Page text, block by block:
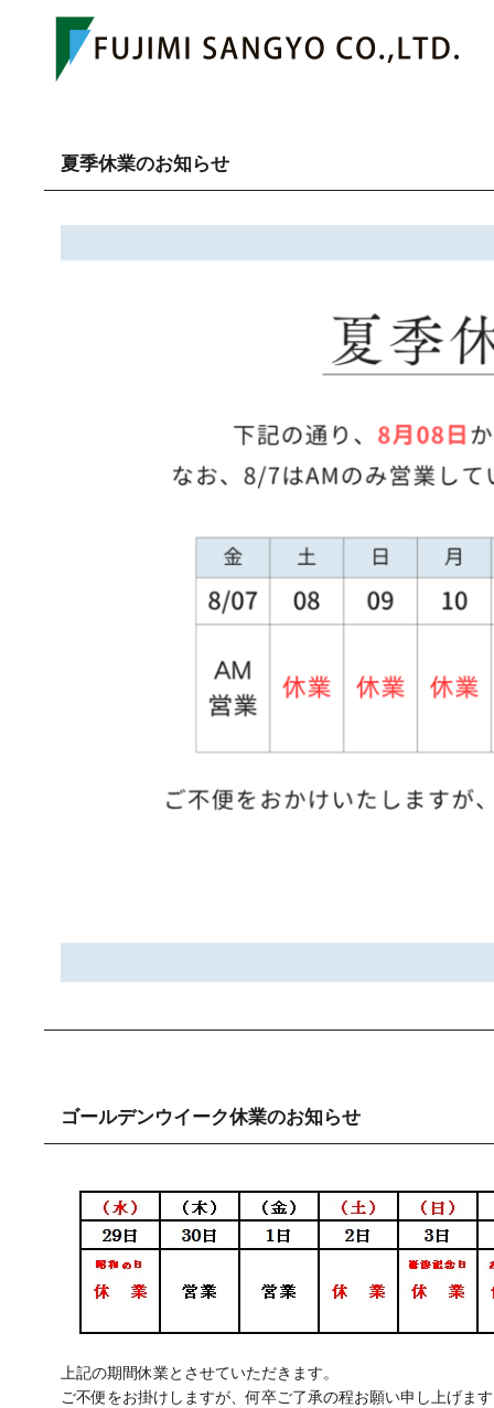
夏季休業のお知らせ
ゴールデンウイーク休業のお知らせ
上記の期間休業とさせていただきます。
ご不便をお掛けしますが、何卒ご了承の程お願い申し上げま